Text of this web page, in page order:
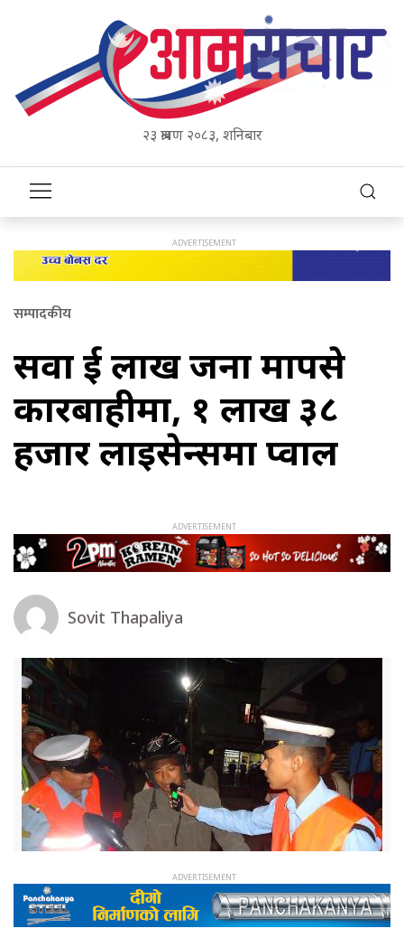
२३ श्रावण २०८३, शनिबार
सम्पादकीय
सवा दुई लाख जना मापसे
कारबाहीमा, १ लाख ३८
हजार लाइसेन्समा प्वाल
Sovit Thapaliya